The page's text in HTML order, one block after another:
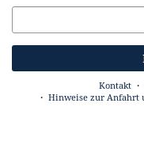
E-
Mail
Kontakt
Hinweise zur Anfahrt